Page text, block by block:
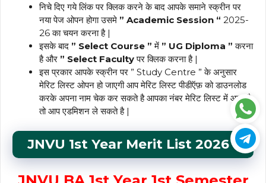
निचे दिए गये लिंक पर क्लिक करने के बाद आपके समाने स्क्रीन पर
नया पेज ओपन होगा उसमे ” Academic Session “ 2025-
26 का चयन करना है |
इसके बाद ” Select Course ”में ” UG Diploma ”करना
है और ” Select Faculty पर क्लिक करना है |
इस प्रकार आपके स्क्रीन पर ” Study Centre ” के अनुसार
मेरिट लिस्ट ओपन हो जाएगी आप मेरिट लिस्ट पीडीऍफ़ को डाउनलोड
करके अपना नाम चेक कर सकते है आपका नंबर मेरिट लिस्ट में आता है
तो आप एडमिशन ले सकते है |
JNVU 1st Year Merit List 2026